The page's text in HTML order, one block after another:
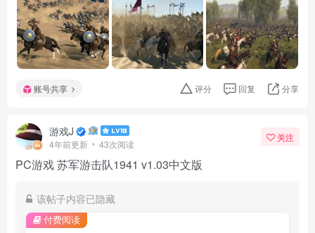
账号共享 评分 回复 分享
游戏J
4年前更新 43次阅读
关注
PC游戏 苏军游击队1941 v1.03中文版
该帖子内容已隐藏
付费阅读